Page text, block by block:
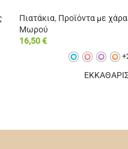
Πιατάκια, Προϊόντα με
Μωρού
16,50€